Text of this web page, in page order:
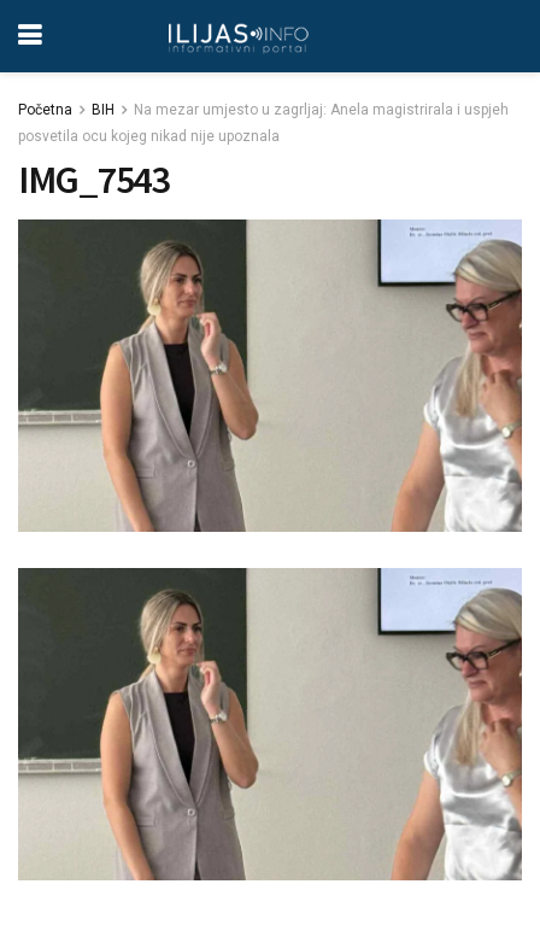
Početna BIH
Na mezar umjesto u zagrljaj: Anela magistrirala i uspjeh
posvetila ocu kojeg nikad nije upoznala
IMG_7543